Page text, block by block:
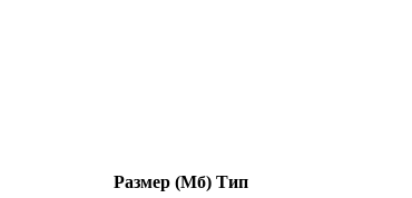
Размер (Мб) Тип